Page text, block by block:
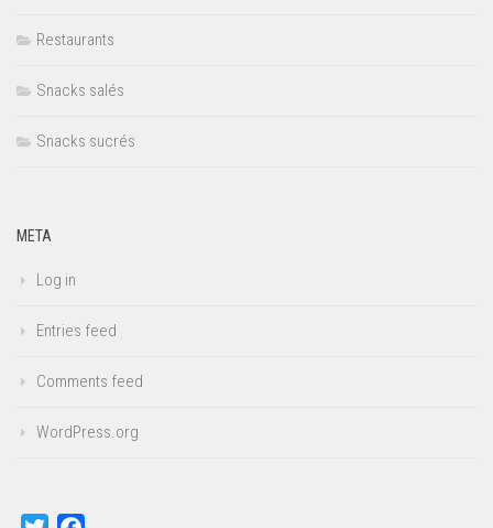
Restaurants
Snacks salés
Snacks sucrés
META
Log in
Entries feed
Comments feed
WordPress.org